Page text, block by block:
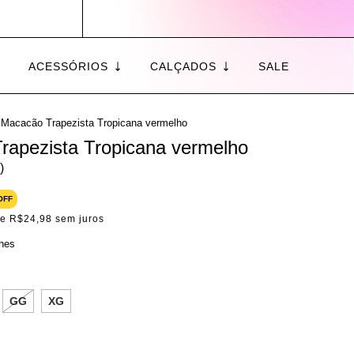
ACESSÓRIOS CALÇADOS SALE
Macacão Trapezista Tropicana vermelho
Tropicana vermelho
R$24,98 sem juros
GG XG